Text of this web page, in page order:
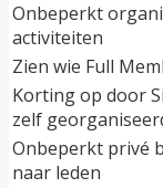
Onbeperkt
activiteiten
Zien wie Full
Korting op door
zelf
Onbeperkt privé
naar leden